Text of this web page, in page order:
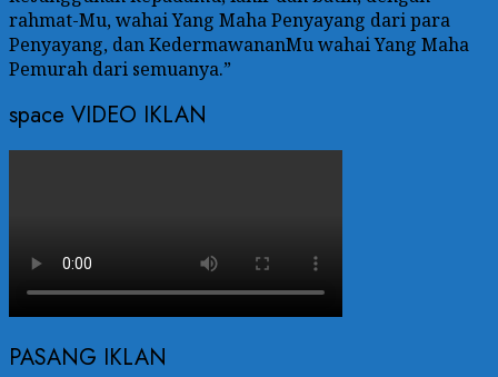
rahmat-Mu, wahai Yang Maha Penyayang dari para
Penyayang, dan KedermawananMu wahai Yang Maha
Pemurah dari semuanya.”
space VIDEO IKLAN
PASANG IKLAN